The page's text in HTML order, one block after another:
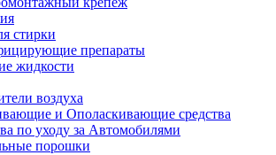
стирки
препараты
жидкости
воздуха
и Ополаскивающие средства
по уходу за Автомобилями
порошки